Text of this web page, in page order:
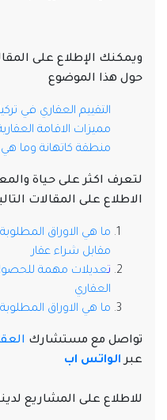
ويمكنك الإطلاع على
حول هذا الموضوع
التقييم العقاري في
مميزات الاقامة
منطقة كاتهانة وما هي
لتعرف اكثر على حياة
الاطلاع على المقالات
ما هي الاوراق
مقابل شراء عقار
تعديلات مهمة للحصول
العقاري
ما هي الاوراق
تواصل مع مستشارك
عبرالواتس اب
للاطلاع على المشاريع